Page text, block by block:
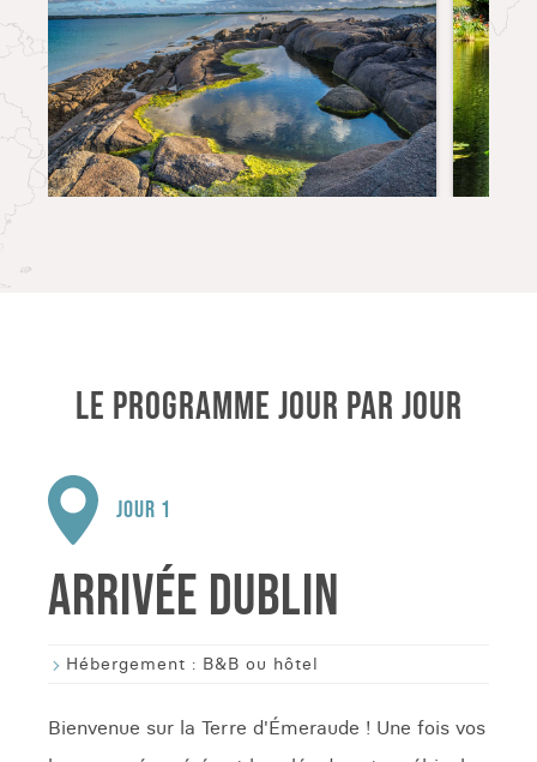
LE PROGRAMME JOUR PAR JOUR
JOUR 1
ARRIVÉE DUBLIN
Hébergement : B&B ou hôtel
Bienvenue sur la Terre d'Émeraude ! Une fois vos